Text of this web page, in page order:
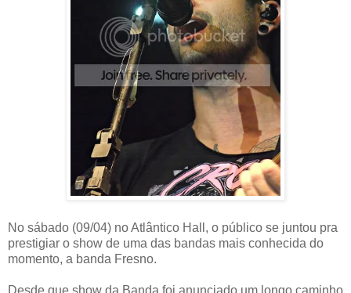
No sábado (09/04) no Atlântico Hall, o público se juntou pra
prestigiar o show de uma das bandas mais conhecida do
momento, a banda Fresno.
Desde que show da Banda foi anunciado um longo caminho